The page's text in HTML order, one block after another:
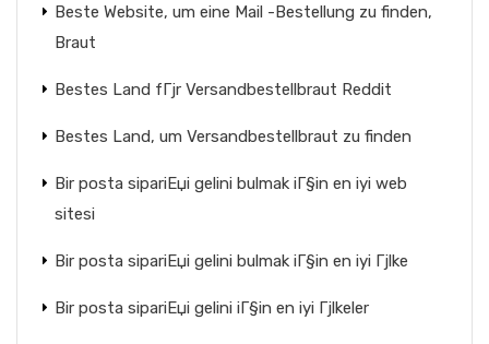
Beste Website, um eine Mail -Bestellung zu finden,
Braut
Bestes Land fГјr Versandbestellbraut Reddit
Bestes Land, um Versandbestellbraut zu finden
Bir posta sipariЕџi gelini bulmak iГ§in en iyi web
sitesi
Bir posta sipariЕџi gelini bulmak iГ§in en iyi Гјlke
Bir posta sipariЕџi gelini iГ§in en iyi Гјlkeler